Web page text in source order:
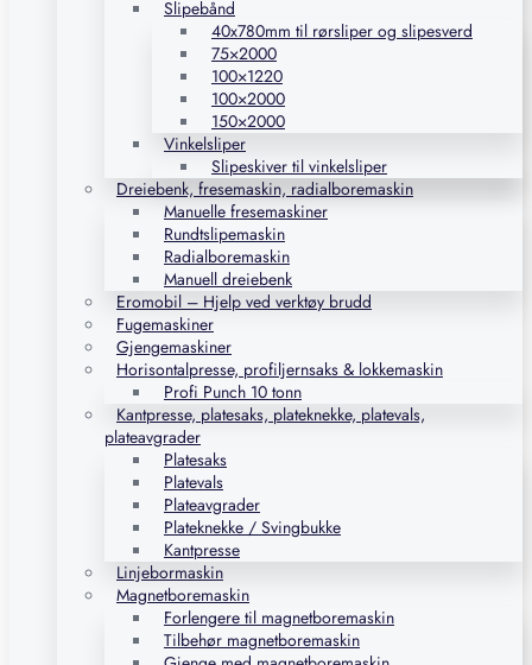
Slipebånd
40x780mm til rørsliper og slipesverd
75×2000
100×1220
100×2000
150×2000
Vinkelsliper
Slipeskiver til vinkelsliper
Dreiebenk, fresemaskin, radialboremaskin
Manuelle fresemaskiner
Rundtslipemaskin
Radialboremaskin
Manuell dreiebenk
Eromobil – Hjelp ved verktøy brudd
Fugemaskiner
Gjengemaskiner
Horisontalpresse, profiljernsaks & lokkemaskin
Profi Punch 10 tonn
Kantpresse, platesaks, plateknekke, platevals,
plateavgrader
Platesaks
Platevals
Plateavgrader
Plateknekke / Svingbukke
Kantpresse
Linjebormaskin
Magnetboremaskin
Forlengere til magnetboremaskin
Tilbehør magnetboremaskin